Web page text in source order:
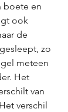
boete en
ook
de
zo
meteen
Het
van
verschil